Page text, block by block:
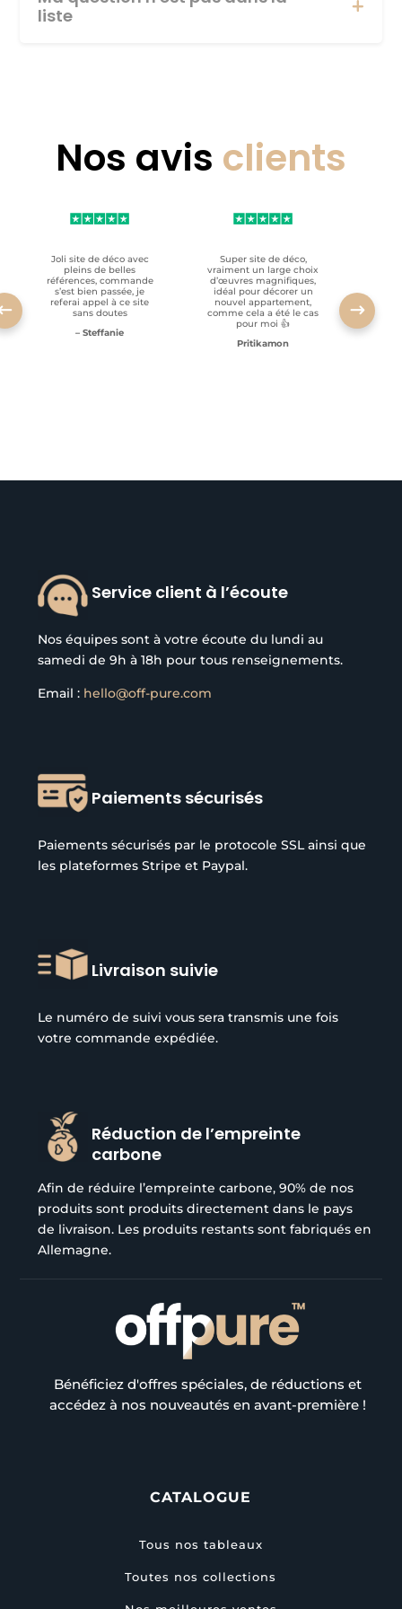
liste
Nos avis clients
Joli site de déco avec
pleins de belles
références, commande
s’est bien passée, je
referai appel à ce site
sans doutes
– Steffanie
Super site de déco,
vraiment un large choix
d’œuvres magnifiques,
idéal pour décorer un
nouvel appartement,
comme cela a été le cas
pour moi 👍
Pritikamon
Service client à l’écoute
Nos équipes sont à votre écoute du lundi au
samedi de 9h à 18h pour tous renseignements.
Email : hello@off-pure.com
Paiements sécurisés
Paiements sécurisés par le protocole SSL ainsi que
les plateformes Stripe et Paypal.
Livraison suivie
Le numéro de suivi vous sera transmis une fois
votre commande expédiée.
Réduction de l’empreinte
carbone
Afin de réduire l’empreinte carbone, 90% de nos
produits sont produits directement dans le pays
de livraison. Les produits restants sont fabriqués en
Allemagne.
Bénéficiez d'offres spéciales, de réductions et
accédez à nos nouveautés en avant-première !
CATALOGUE
Tous nos tableaux
Toutes nos collections